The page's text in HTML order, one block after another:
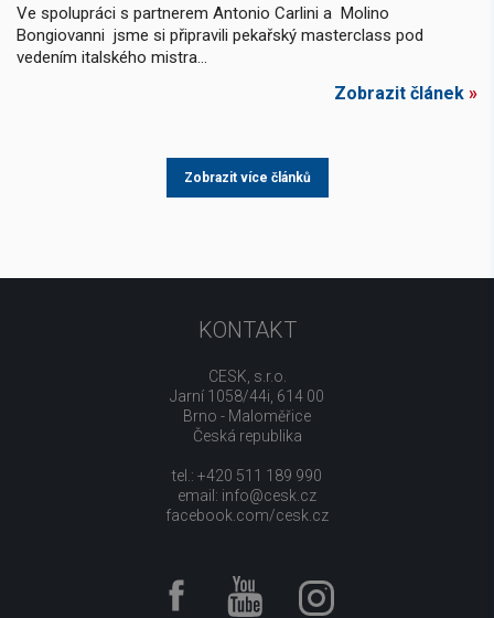
Ve spolupráci s partnerem Antonio Carlini a Molino
Bongiovanni jsme si připravili pekařský masterclass pod
vedením italského mistra...
Zobrazit článek »
Zobrazit více článků
KONTAKT
CESK, s.r.o.
Jarní 1058/44i, 614 00
Brno - Maloměřice
Česká republika
tel.: +420 511 189 990
email: info@cesk.cz
facebook.com/cesk.cz